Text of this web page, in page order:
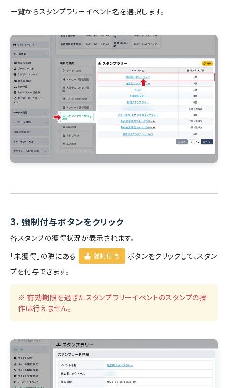
一覧からスタンプラリーイベント名を選択します。
3. 強制付与ボタンをクリック
各スタンプの獲得状況が表示されます。
「未獲得」の隣にある
強制付与
ボタンをクリックして、スタン
プを付与できます。
※ 有効期限を過ぎたスタンプラリーイベントのスタンプの操
作は行えません。